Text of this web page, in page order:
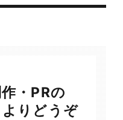
・PRの
りどうぞ